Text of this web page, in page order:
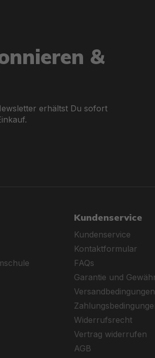
&
erhältst Du sofort
Kundenservice
Kundenservice
Kontaktformular
FAQs
Garantie und
Versandbedingungen
Widerrufsrecht
Vertrag widerrufen
AGB